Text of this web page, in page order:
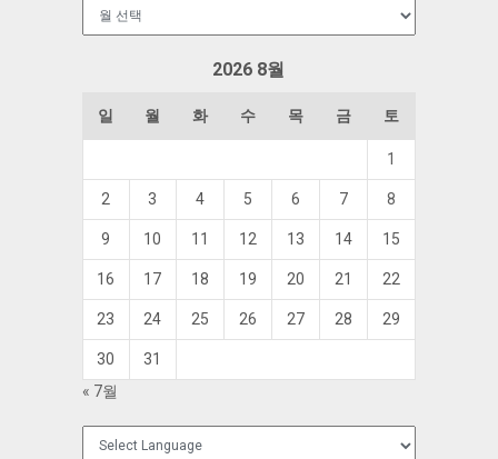
2026 8월
일 월 화 수 목 금 토
1
2 3 4 5 6 7 8
9 10 11 12 13 14 15
16 17 18 19 20 21 22
23 24 25 26 27 28 29
30
31
« 7월